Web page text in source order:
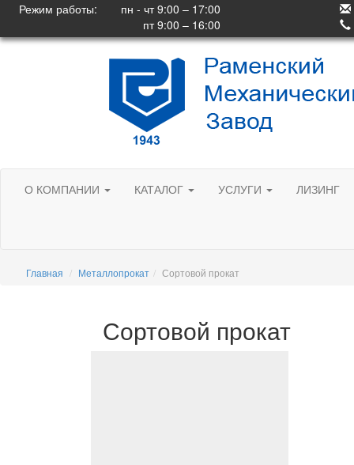
Режим работы:
пн - чт 9:00 – 17:00
пт 9:00 – 16:00
О КОМПАНИИ КАТАЛОГ УСЛУГИ ЛИЗИНГ
Главная Металлопрокат Сортовой прокат
Сортовой прокат